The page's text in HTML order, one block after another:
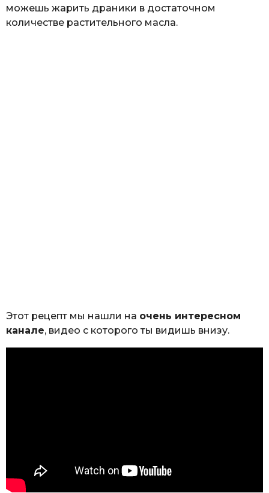
можешь жарить драники в достаточном
количестве растительного масла.
Этот рецепт мы нашли на очень интересном
канале, видео с которого ты видишь внизу.